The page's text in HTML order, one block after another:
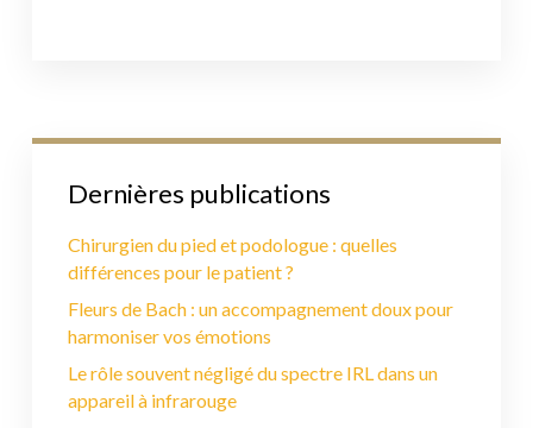
Dernières publications
Chirurgien du pied et podologue : quelles
différences pour le patient ?
Fleurs de Bach : un accompagnement doux pour
harmoniser vos émotions
Le rôle souvent négligé du spectre IRL dans un
appareil à infrarouge